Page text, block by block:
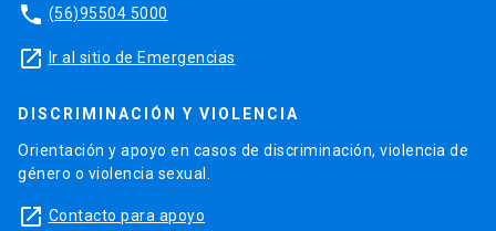
phone (56)95504 5000
launch Ir al sitio de Emergencias
DISCRIMINACIÓN Y VIOLENCIA
Orientación y apoyo en casos de discriminación, violencia de
género o violencia sexual.
launch Contacto para apoyo